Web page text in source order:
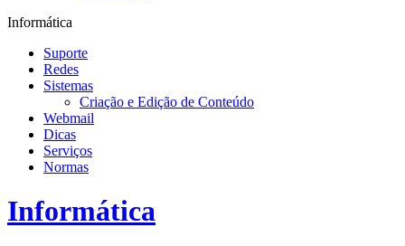
Informática
Suporte
Redes
Sistemas
Criação e Edição de Conteúdo
Webmail
Dicas
Serviços
Normas
Informática